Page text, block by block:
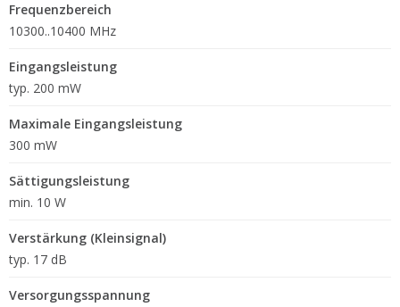
Frequenzbereich
10300..10400 MHz
Eingangsleistung
typ. 200 mW
Maximale Eingangsleistung
300 mW
Sättigungsleistung
min. 10 W
Verstärkung (Kleinsignal)
typ. 17 dB
Versorgungsspannung